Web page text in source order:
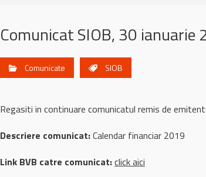
Comunicat SIOB, 30 ianuarie
Comunicate SIOB
Regasiti in continuare comunicatul remis de
Descriere comunicat:Calendar financiar 2019
Link BVB catre comunicat:click aici